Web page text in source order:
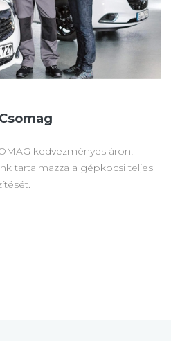
kedvezményes áron!
tartalmazza a gépkocsi teljes